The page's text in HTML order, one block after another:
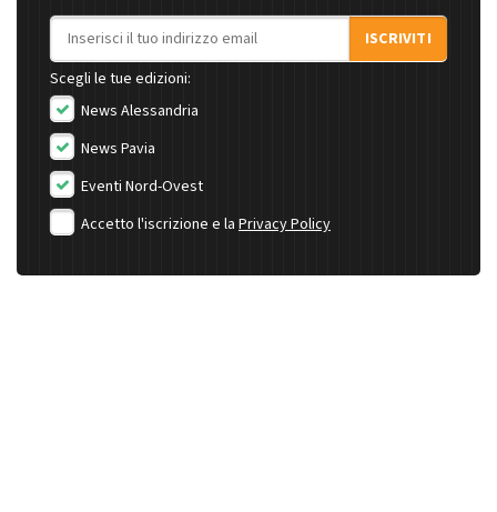
Indirizzo email
ISCRIVITI
Scegli le tue edizioni:
News Alessandria
News Pavia
Eventi Nord-Ovest
Accetto l'iscrizione e la Privacy Policy